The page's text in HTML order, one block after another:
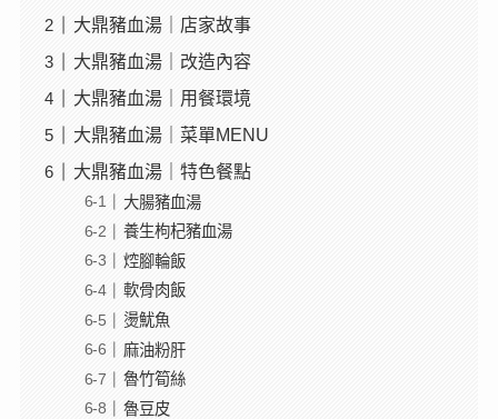
大鼎豬血湯｜店家故事
大鼎豬血湯｜改造內容
大鼎豬血湯｜用餐環境
大鼎豬血湯｜菜單MENU
大鼎豬血湯｜特色餐點
大腸豬血湯
養生枸杞豬血湯
焢腳輪飯
軟骨肉飯
燙魷魚
麻油粉肝
魯竹筍絲
魯豆皮